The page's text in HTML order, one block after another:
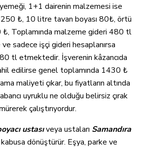
1+1 dairenin malzemesi ise
₺, 10 litre tavan boyası 80₺, örtü
₺, Toplamında malzeme gideri 480 tl
sadece işçi gideri hesaplanırsa
tl etmektedir. İşverenin kâzancıda
edilirse genel toplamında 1430 ₺
maliyeti çıkar, bu fiyatların altında
uyruklu ne olduğu belirsiz çırak
çalıştırıyordur.
ustasıveya ustaları Samandıra
dönüştürür. Eşya, parke ve